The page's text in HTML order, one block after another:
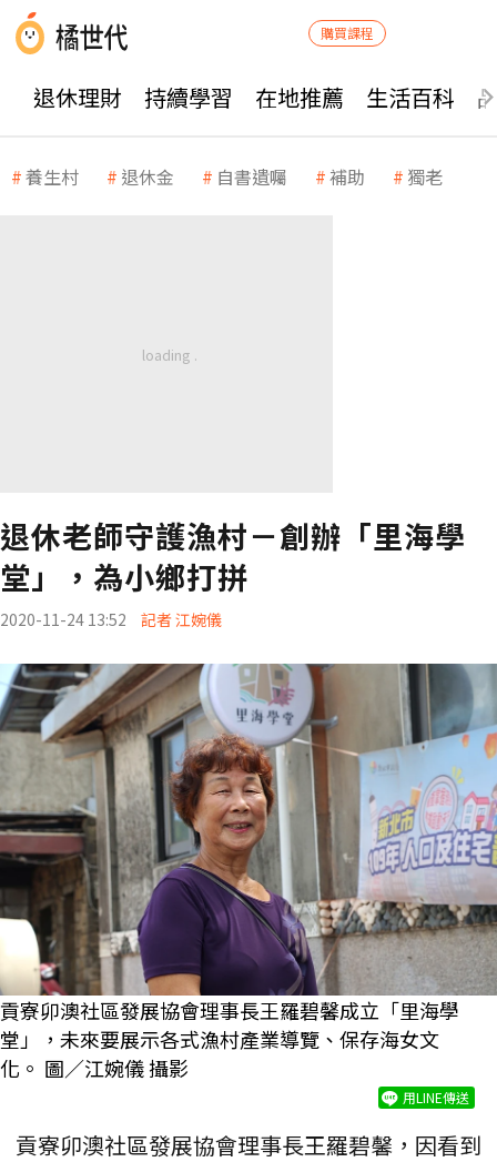
購買課程
退休理財 持續學習 在地推薦 生活百科
養生村 退休金 自書遺囑 補助 獨老
退休老師守護漁村－創辦「里海學
堂」，為小鄉打拼
2020-11-24 13:52 記者 江婉儀
貢寮卯澳社區發展協會理事長王羅碧馨成立「里海學
堂」，未來要展示各式漁村產業導覽、保存海女文
化。 圖／江婉儀 攝影
用LINE傳送
貢寮卯澳社區發展協會理事長王羅碧馨，因看到